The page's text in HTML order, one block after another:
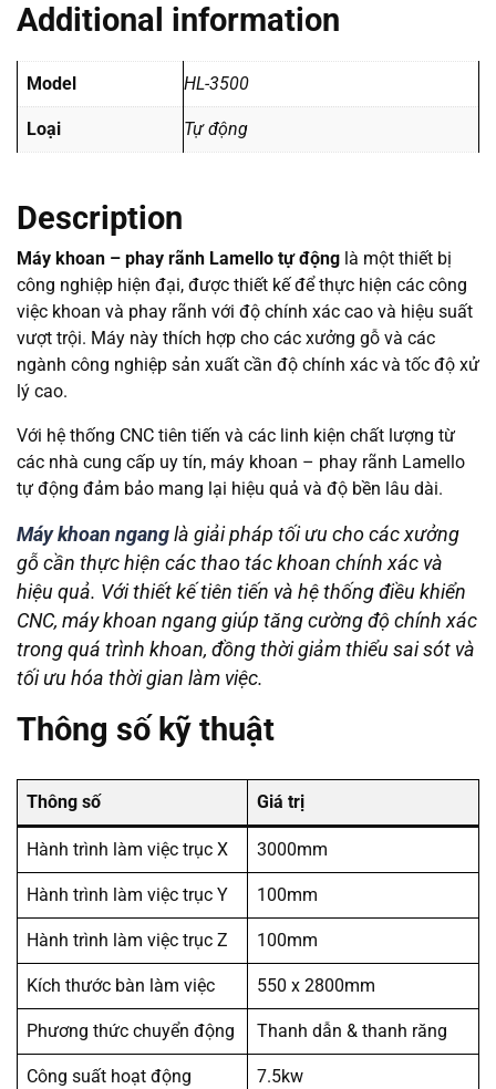
Description
Máy khoan – phay rãnh Lamello tự động là một thiết bị
công nghiệp hiện đại, được thiết kế để thực hiện các công
việc khoan và phay rãnh với độ chính xác cao và hiệu suất
vượt trội. Máy này thích hợp cho các xưởng gỗ và các
ngành công nghiệp sản xuất cần độ chính xác và tốc độ xử
lý cao.
Với hệ thống CNC tiên tiến và các linh kiện chất lượng từ
các nhà cung cấp uy tín, máy khoan – phay rãnh Lamello
tự động đảm bảo mang lại hiệu quả và độ bền lâu dài.
Máy khoan ngang là giải pháp tối ưu cho các xưởng
gỗ cần thực hiện các thao tác khoan chính xác và
hiệu quả. Với thiết kế tiên tiến và hệ thống điều khiển
CNC, máy khoan ngang giúp tăng cường độ chính xác
trong quá trình khoan, đồng thời giảm thiểu sai sót và
tối ưu hóa thời gian làm việc.
Thông số kỹ thuật
Thông số Giá trị
Hành trình làm việc trục X 3000mm
Hành trình làm việc trục Y 100mm
Hành trình làm việc trục Z 100mm
Kích thước bàn làm việc 550 x 2800mm
Phương thức chuyển động Thanh dẫn & thanh răng
Công suất hoạt động 7.5kw
Additional information
Model HL-3500
Loại Tự động